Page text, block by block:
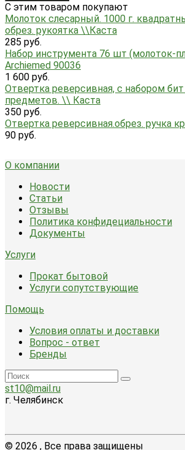
C этим товаром покупают
Молоток слесарный. 1000 г.
обрез. рукоятка \\Каста
285 руб.
Набор инструмента 76 шт (молоток-
Archiemed 90036
1 600 руб.
Отвертка реверсивная, с набором бит
предметов. \\ Каста
350 руб.
Отвертка реверсивная.обрез. ручка
90 руб.
О компании
Новости
Статьи
Отзывы
Политика конфидециальности
Документы
Услуги
Прокат бытовой
Услуги сопутствующие
Помощь
Условия оплаты и доставки
Вопрос - ответ
Бренды
st10@mail.ru
г. Челябинск
© 2026 , Все права защищены